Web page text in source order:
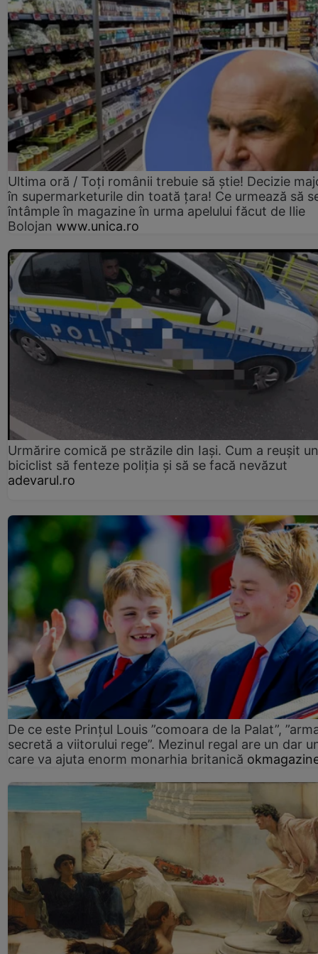
Ultima oră / Toți românii trebuie să știe! Decizie
în supermarketurile din toată țara! Ce urmează să
întâmple în magazine în urma apelului făcut de Ilie
Bolojan www.unica.ro
Urmărire comică pe străzile din Iași. Cum a reușit un
biciclist să fenteze poliția și să se facă nevăzut
adevarul.ro
De ce este Prințul Louis ”comoara de la Palat”,
secretă a viitorului rege”. Mezinul regal are un dar
care va ajuta enorm monarhia britanică